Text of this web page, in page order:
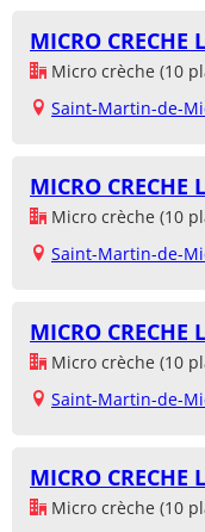
MICRO CRECHE
Micro crèche (10
Saint-Martin-de-
MICRO CRECHE
Micro crèche (10
Saint-Martin-de-
MICRO CRECHE
Micro crèche (10
Saint-Martin-de-
MICRO CRECHE
Micro crèche (10